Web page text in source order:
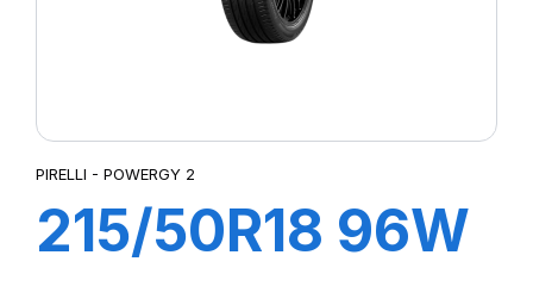
PIRELLI - POWERGY 2
215/50R18 96W